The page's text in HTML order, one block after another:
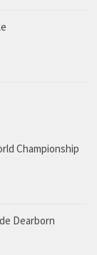
Championship
Dearborn